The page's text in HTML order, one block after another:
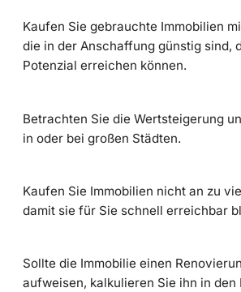
Kaufen Sie gebrauchte Immobilien
die in der Anschaffung günstig sind,
Potenzial erreichen können.
Betrachten Sie die Wertsteigerung
in oder bei großen Städten.
Kaufen Sie Immobilien nicht an zu
damit sie für Sie schnell erreichbar
Sollte die Immobilie einen
aufweisen, kalkulieren Sie ihn in den